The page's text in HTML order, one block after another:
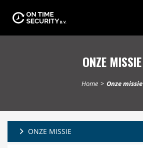
ONZE MISSIE
Home > Onze missie
ONZE MISSIE